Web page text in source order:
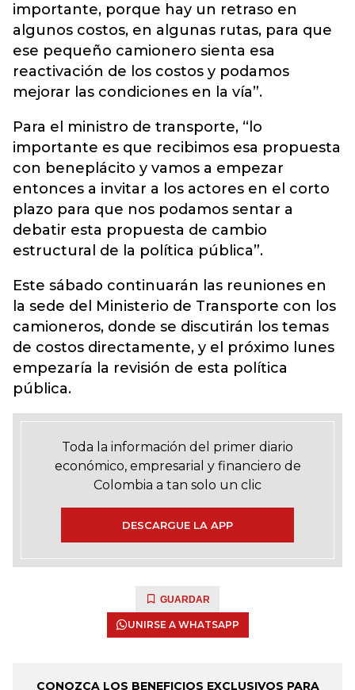
importante, porque hay un retraso en
algunos costos, en algunas rutas, para que
ese pequeño camionero sienta esa
reactivación de los costos y podamos
mejorar las condiciones en la vía”.
Para el ministro de transporte, “lo
importante es que recibimos esa propuesta
con beneplácito y vamos a empezar
entonces a invitar a los actores en el corto
plazo para que nos podamos sentar a
debatir esta propuesta de cambio
estructural de la política pública”.
Este sábado continuarán las reuniones en
la sede del Ministerio de Transporte con los
camioneros, donde se discutirán los temas
de costos directamente, y el próximo lunes
empezaría la revisión de esta política
pública.
Toda la información del primer diario
económico, empresarial y financiero de
Colombia a tan solo un clic
DESCARGUE LA APP
GUARDAR
UNIRSE A WHATSAPP
CONOZCA LOS BENEFICIOS EXCLUSIVOS PARA